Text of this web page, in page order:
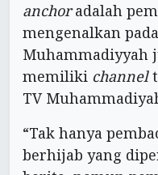
anchoradalah
mengenalkan
Muhammadiyyah
memiliki channel
TV
“Tak hanya
berhijab yang